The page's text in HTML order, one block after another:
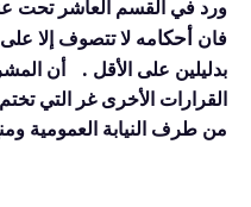
ورد في القسم العاشر تحت
فان أحكامه لا تتصوف إلا
بدليلين على الأقل .
أن
القرارات الأخرى غر التي
من طرف النيابة العمومية